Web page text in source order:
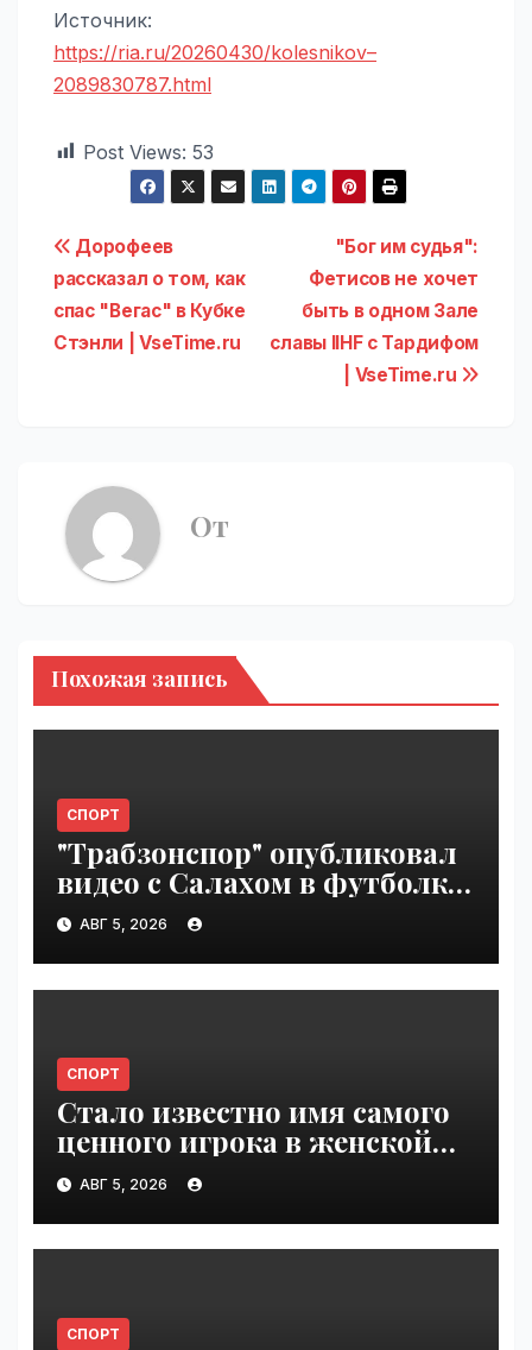
Источник:
https://ria.ru/20260430/kolesnikov–
2089830787.html
Post Views: 53
Навигация
по
записям
"Бог им судья":
Фетисов не хочет
быть в одном Зале
славы IIHF с Тардифом
| VseTime.ru
Дорофеев
рассказал о том, как
спас "Вегас" в Кубке
Стэнли | VseTime.ru
От
Похожая запись
СПОРТ
"Трабзонспор" опубликовал
видео с Салахом в футболке
турецкого клуба | VseTime.ru
АВГ 5, 2026
СПОРТ
Стало известно имя самого
ценного игрока в женской
гандбольной Суперлиге |
VseTime.ru
АВГ 5, 2026
СПОРТ